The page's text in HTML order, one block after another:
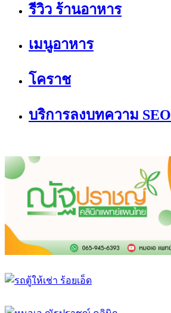
รีวิว ร้านอาหาร
เมนูอาหาร
โคราช
บริการลงบทความ SEO